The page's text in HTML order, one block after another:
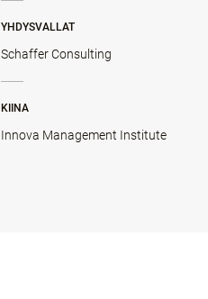
YHDYSVALLAT
Schaffer Consulting
KIINA
Innova Management Institute